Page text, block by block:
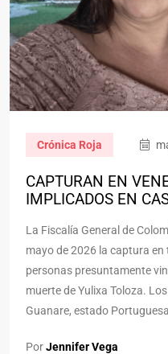
Crónica Roja
CAPTURAN EN
IMPLICADOS EN
La Fiscalía General de
mayo de 2026 la captura
personas presuntamente
muerte de Yulixa Toloza.
Guanare, estado
PorJennifer Vega